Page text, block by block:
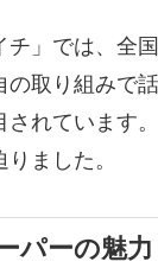
」では、全
取り組みで
れています
ました。
パーの魅力